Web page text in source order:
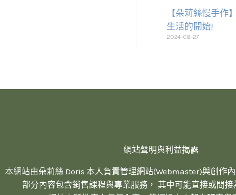
【朵莉絲慢手作
生活的開始!
2024-08-27
網站聲明與利益揭露
本網站由朵莉絲 Doris 本人負責管理網站(Webmaster)與創作
部分內容包含銷售課程與專業服務， 其中可能直接或間接